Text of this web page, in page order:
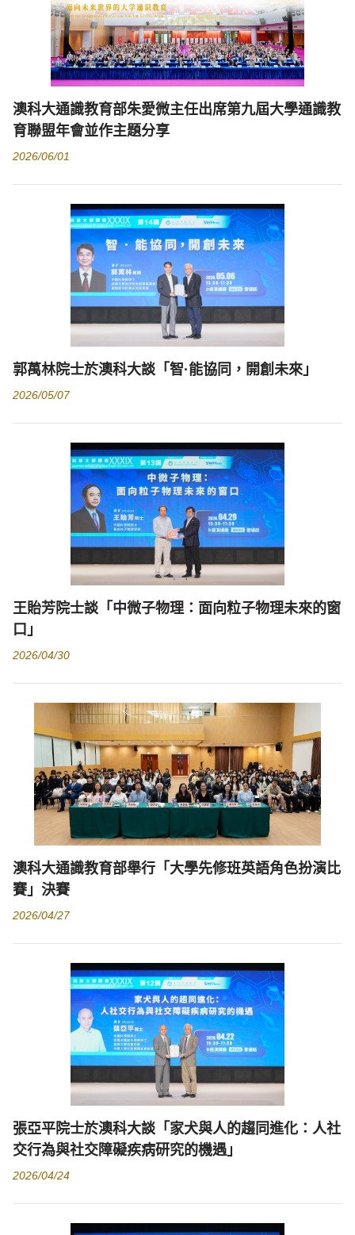
澳科大通識教育部朱愛微主任出席第九屆大學通識教
育聯盟年會並作主題分享
2026/06/01
郭萬林院士於澳科大談「智·能協同，開創未來」
2026/05/07
王貽芳院士談「中微子物理：面向粒子物理未來的窗
口」
2026/04/30
澳科大通識教育部舉行「大學先修班英語角色扮演比
賽」決賽
2026/04/27
張亞平院士於澳科大談「家犬與人的趨同進化：人社
交行為與社交障礙疾病研究的機遇」
2026/04/24